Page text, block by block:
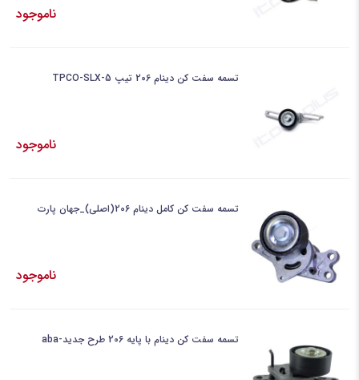
ناموجود
تسمه سفت کن دینام 206 تیپ 5-TPCO-SLX
ناموجود
تسمه سفت کن کامل دینام 206(اصلی)_جهان پارت
ناموجود
تسمه سفت کن دینام با پایه 206 طرح جدید-aba